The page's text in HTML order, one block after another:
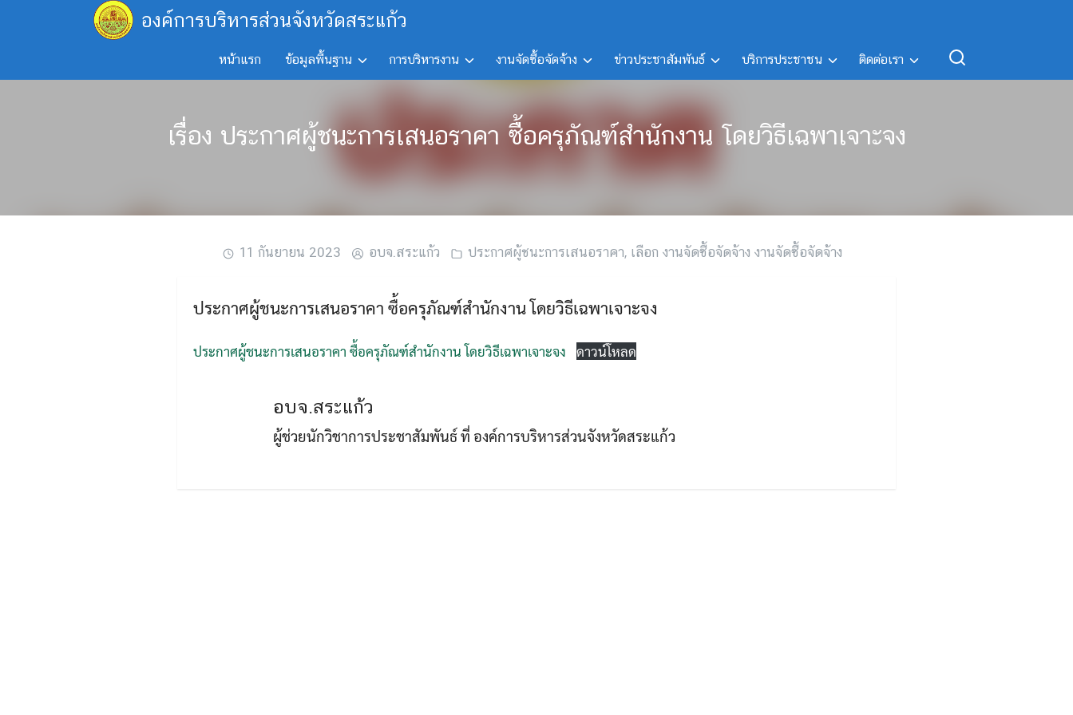
องค์การบริหารส่วนจังหวัดสระแก้ว
หน้าแรก ข้อมูลพื้นฐาน การบริหารงาน งานจัดซื้อจัดจ้าง ข่าวประชาสัมพันธ์ บริการประชาชน ติดต่อเรา
for:
Search
เรื่อง ประกาศผู้ชนะการเสนอราคา ซื้อครุภัณฑ์สำนักงาน โดยวิธีเฉพาเจาะจง
11 กันยายน 2023 อบจ.สระแก้ว ประกาศผู้ชนะการเสนอราคา, เลือก งานจัดซื้อจัดจ้าง งานจัดซื้อจัดจ้าง
ประกาศผู้ชนะการเสนอราคา ซื้อครุภัณฑ์สำนักงาน โดยวิธีเฉพาเจาะจง
ประกาศผู้ชนะการเสนอราคา ซื้อครุภัณฑ์สำนักงาน โดยวิธีเฉพาเจาะจง ดาวน์โหลด
อบจ.สระแก้ว
ผู้ช่วยนักวิชาการประชาสัมพันธ์ ที่ องค์การบริหารส่วนจังหวัดสระแก้ว